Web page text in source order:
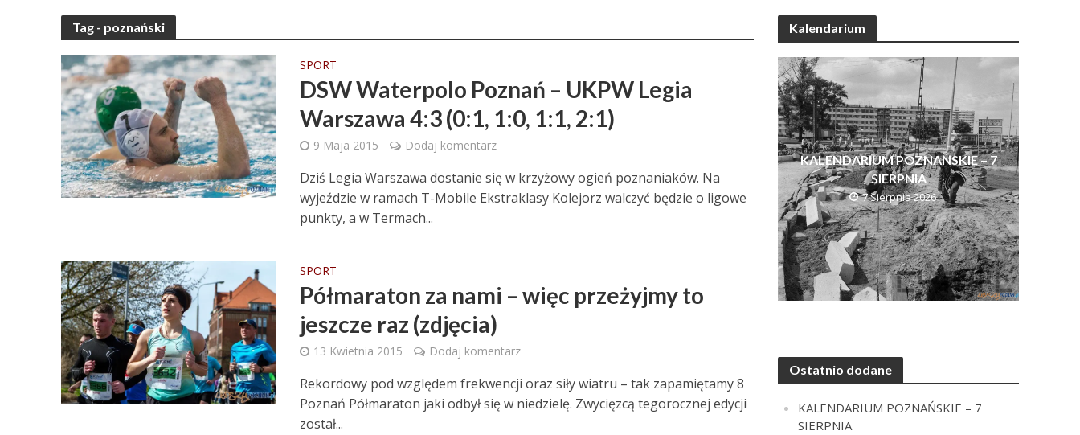
Tag - poznański
SPORT
DSW Waterpolo Poznań – UKPW Legia
Warszawa 4:3 (0:1, 1:0, 1:1, 2:1)
9 Maja 2015 Dodaj komentarz
Dziś Legia Warszawa dostanie się w krzyżowy ogień poznaniaków. Na
wyjeździe w ramach T-Mobile Ekstraklasy Kolejorz walczyć będzie o ligowe
punkty, a w Termach...
SPORT
Półmaraton za nami – więc przeżyjmy to
jeszcze raz (zdjęcia)
13 Kwietnia 2015 Dodaj komentarz
Rekordowy pod względem frekwencji oraz siły wiatru – tak zapamiętamy 8
Poznań Półmaraton jaki odbył się w niedzielę. Zwycięzcą tegorocznej edycji
został...
Kalendarium
KALENDARIUM POZNAŃSKIE – 7
SIERPNIA
7 Sierpnia 2026
Ostatnio dodane
KALENDARIUM POZNAŃSKIE – 7
SIERPNIA